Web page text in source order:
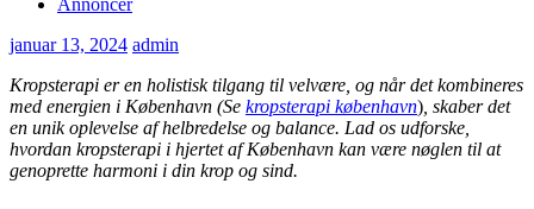
januar 13, 2024 admin
Kropsterapi er en holistisk tilgang til velvære, og når det kombineres
med energien i København (Se kropsterapi københavn) , skaber det
en unik oplevelse af helbredelse og balance. Lad os udforske,
hvordan kropsterapi i hjertet af København kan være nøglen til at
genoprette harmoni i din krop og sind.